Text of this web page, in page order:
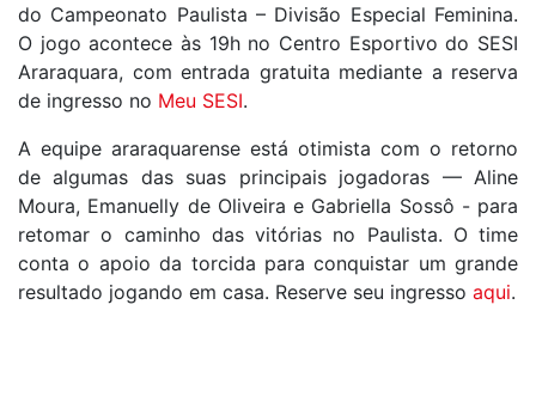
do Campeonato Paulista – Divisão Especial Feminina.
O jogo acontece às 19h no Centro Esportivo do SESI
Araraquara, com entrada gratuita mediante a reserva
de ingresso no Meu SESI.
A equipe araraquarense está otimista com o retorno
de algumas das suas principais jogadoras — Aline
Moura, Emanuelly de Oliveira e Gabriella Sossô - para
retomar o caminho das vitórias no Paulista. O time
conta o apoio da torcida para conquistar um grande
resultado jogando em casa. Reserve seu ingresso aqui.